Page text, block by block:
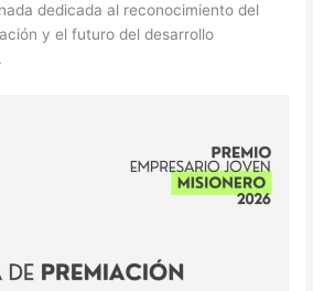
dedicada al reconocimiento del
y el futuro del desarrollo